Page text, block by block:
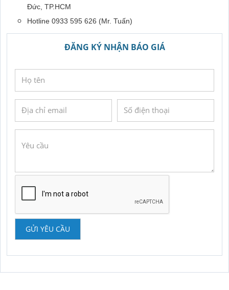
Đức, TP.HCM
Hotline 0933 595 626 (Mr. Tuấn)
ĐĂNG KÝ NHẬN BÁO GIÁ
GỬI YÊU CẦU